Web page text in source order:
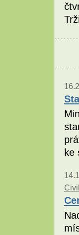
ke